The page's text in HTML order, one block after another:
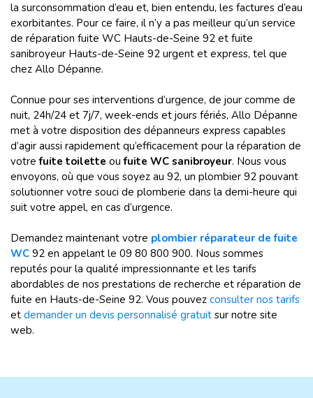
la surconsommation d’eau et, bien entendu, les factures d’eau
exorbitantes. Pour ce faire, il n’y a pas meilleur qu’un service
de réparation fuite WC Hauts-de-Seine 92 et fuite
sanibroyeur Hauts-de-Seine 92 urgent et express, tel que
chez Allo Dépanne.
Connue pour ses interventions d’urgence, de jour comme de
nuit, 24h/24 et 7j/7, week-ends et jours fériés, Allo Dépanne
met à votre disposition des dépanneurs express capables
d’agir aussi rapidement qu’efficacement pour la réparation de
votrefuite toilette oufuite WC sanibroyeur. Nous vous
envoyons, où que vous soyez au 92, un plombier 92 pouvant
solutionner votre souci de plomberie dans la demi-heure qui
suit votre appel, en cas d’urgence.
Demandez maintenant votre plombier réparateur de fuite
WC 92 en appelant le 09 80 800 900. Nous sommes
reputés pour la qualité impressionnante et les tarifs
abordables de nos prestations de recherche et réparation de
fuite en Hauts-de-Seine 92. Vous pouvez consulter nos tarifs
et demander un devis personnalisé gratuit sur notre site
web.